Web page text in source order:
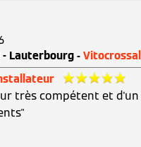
- Lauterbourg -
très compétent et